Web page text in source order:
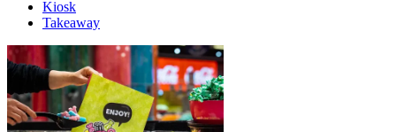
Erbjudanden
Kundklubb
Inspiration
Kiosk
Takeaway